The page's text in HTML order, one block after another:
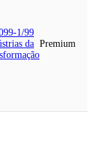
1/99
da Premium